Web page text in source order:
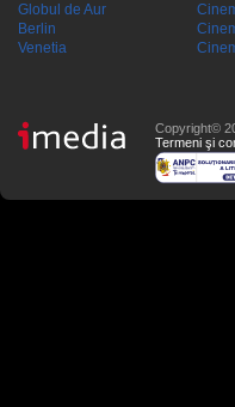
Globul de Aur
Berlin
Venetia
Copyright©
Termeni şi